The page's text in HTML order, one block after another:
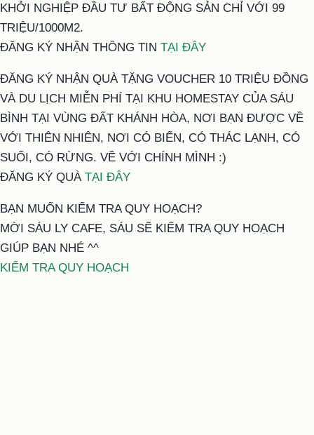
KHỞI NGHIỆP ĐẦU TƯ BẤT ĐỘNG SẢN CHỈ VỚI 99
TRIỆU/1000M2.
ĐĂNG KÝ NHẬN THÔNG TIN TẠI ĐÂY
ĐĂNG KÝ NHẬN QUÀ TẶNG VOUCHER 10 TRIỆU ĐỒNG
VÀ DU LỊCH MIỄN PHÍ TẠI KHU HOMESTAY CỦA SÁU
BÌNH TẠI VÙNG ĐẤT KHÁNH HÒA, NƠI BẠN ĐƯỢC VỀ
VỚI THIÊN NHIÊN, NƠI CÓ BIỂN, CÓ THÁC LẠNH, CÓ
SUỐI, CÓ RỪNG. VỀ VỚI CHÍNH MÌNH :)
ĐĂNG KÝ QUÀ TẠI ĐÂY
BẠN MUỐN KIỂM TRA QUY HOẠCH?
MỜI SÁU LY CAFE, SÁU SẼ KIỂM TRA QUY HOẠCH
GIÚP BẠN NHÉ ^^
KIỂM TRA QUY HOẠCH